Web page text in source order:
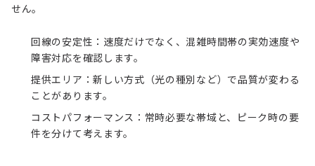
せん。
回線の安定性：速度だけでなく、混雑時間帯の実効速度や
障害対応を確認します。
提供エリア：新しい方式（光の種別など）で品質が変わる
ことがあります。
コストパフォーマンス：常時必要な帯域と、ピーク時の要
件を分けて考えます。